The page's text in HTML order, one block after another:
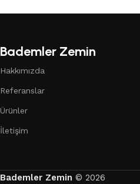
Bademler Zemin
Hakkımızda
Referanslar
Ürünler
İletişim
Bademler Zemin © 2026